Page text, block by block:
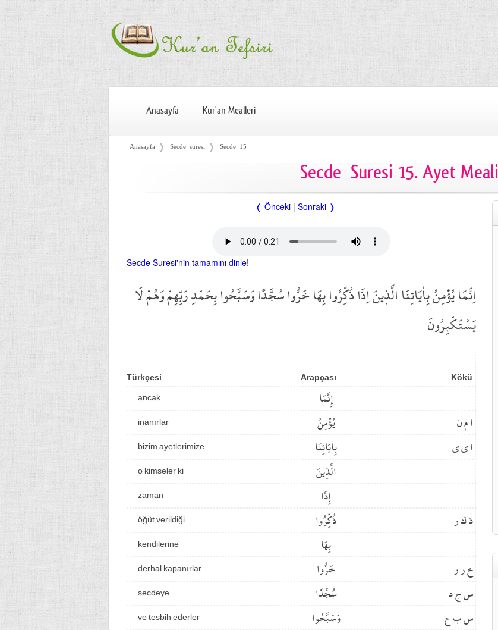
Anasayfa Kur'an Mealleri
Anasayfa ❭ Secde suresi ❭ Secde 15
Secde Suresi 15. Ayet Meali
❬ Önceki | Sonraki ❭
Secde Suresi'nin tamamını dinle!
اِنَّمَا يُؤْمِنُ بِاٰيَاتِنَا الَّذ۪ينَ اِذَا ذُكِّرُوا بِهَا خَرُّوا سُجَّدًا وَسَبَّحُوا بِحَمْدِ رَبِّهِمْ وَهُمْ لَا
يَسْتَكْبِرُونَ
Türkçesi Kökü
Arapçası
ancak
إِنَّمَا
inanırlar ا م ن يُؤْمِنُ
bizim ayetlerimize ا ي ي بِايَاتِنَا
o kimseler ki الَّذِينَ
zaman إِذَا
öğüt verildiği ذ ك ر ذُكِّرُوا
kendilerine بِهَا
derhal kapanırlar خ ر ر خَرُّوا
secdeye س ج د سُجَّدًا
ve tesbih ederler س ب ح وَسَبَّحُوا